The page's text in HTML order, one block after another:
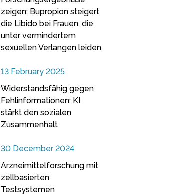
zeigen: Bupropion steigert
die Libido bei Frauen, die
unter vermindertem
sexuellen Verlangen leiden
13 February 2025
Widerstandsfähig gegen
Fehlinformationen: KI
stärkt den sozialen
Zusammenhalt
30 December 2024
Arzneimittelforschung mit
zellbasierten
Testsystemen